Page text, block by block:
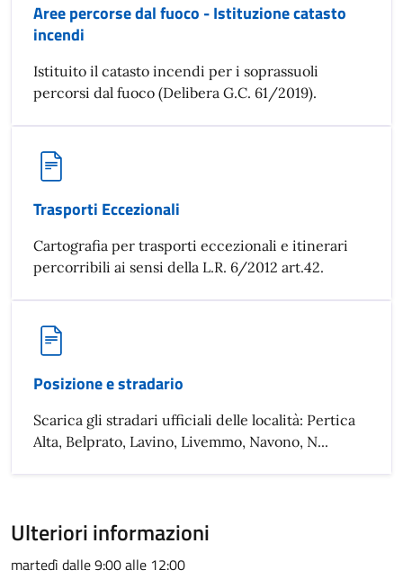
Aree percorse dal fuoco - Istituzione catasto
incendi
Istituito il catasto incendi per i soprassuoli
percorsi dal fuoco (Delibera G.C. 61/2019).
Trasporti Eccezionali
Cartografia per trasporti eccezionali e itinerari
percorribili ai sensi della L.R. 6/2012 art.42.
Posizione e stradario
Scarica gli stradari ufficiali delle località: Pertica
Alta, Belprato, Lavino, Livemmo, Navono, N...
Ulteriori informazioni
martedì dalle 9:00 alle 12:00